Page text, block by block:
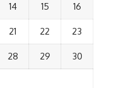
14 15 16
21 22 23
28 29 30